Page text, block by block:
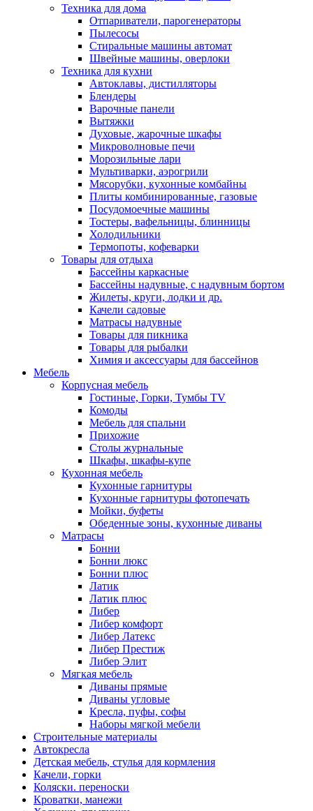
Техника для дома
Отпариватели, парогенераторы
Пылесосы
Стиральные машины автомат
Швейные машины, оверлоки
Техника для кухни
Автоклавы, дистилляторы
Блендеры
Варочные панели
Вытяжки
Духовые, жарочные шкафы
Микроволновые печи
Морозильные лари
Мультиварки, аэрогрили
Мясорубки, кухонные комбайны
Плиты комбинированные, газовые
Посудомоечные машины
Тостеры, вафельницы, блинницы
Холодильники
Термопоты, кофеварки
Товары для отдыха
Бассейны каркасные
Бассейны надувные, с надувным бортом
Жилеты, круги, лодки и др.
Качели садовые
Матрасы надувные
Товары для пикника
Товары для рыбалки
Химия и аксессуары для бассейнов
Мебель
Корпусная мебель
Гостиные, Горки, Тумбы TV
Комоды
Мебель для спальни
Прихожие
Столы журнальные
Шкафы, шкафы-купе
Кухонная мебель
Кухонные гарнитуры
Кухонные гарнитуры фотопечать
Мойки, буфеты
Обеденные зоны, кухонные диваны
Матрасы
Бонни
Бонни люкс
Бонни плюс
Латик
Латик плюс
Либер
Либер комфорт
Либер Латекс
Либер Престиж
Либер Элит
Мягкая мебель
Диваны прямые
Диваны угловые
Кресла, пуфы, софы
Наборы мягкой мебели
Строительные материалы
Автокресла
Детская мебель, стулья для кормления
Качели, горки
Коляски. переноски
Кроватки, манежи